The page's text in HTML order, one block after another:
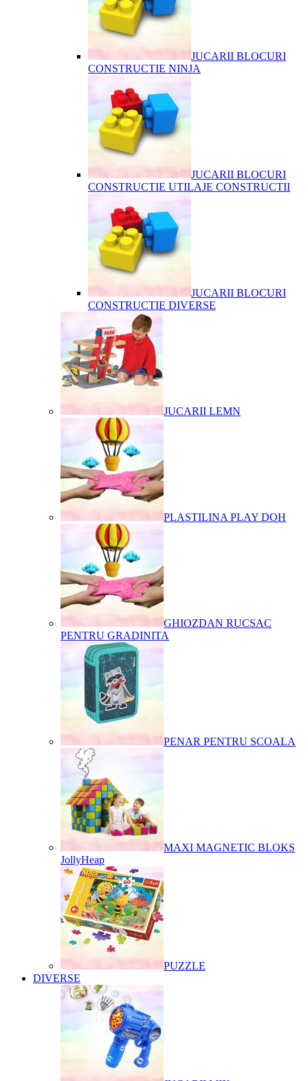
JUCARII BLOCURI
CONSTRUCTIE NINJA
JUCARII BLOCURI
CONSTRUCTIE UTILAJE CONSTRUCTII
JUCARII BLOCURI
CONSTRUCTIE DIVERSE
JUCARII LEMN
PLASTILINA PLAY DOH
GHIOZDAN RUCSAC
PENTRU GRADINITA
PENAR PENTRU SCOALA
MAXI MAGNETIC BLOKS
JollyHeap
PUZZLE
DIVERSE